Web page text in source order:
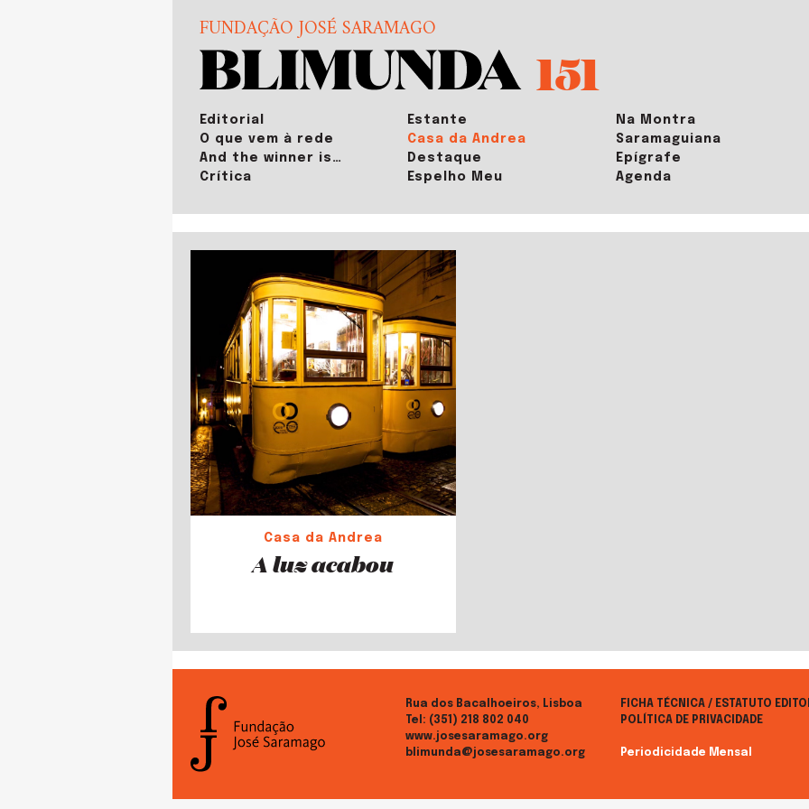
FUNDAÇÃO JOSÉ SARAMAGO
151
Editorial
O que vem à rede
And the winner is…
Crítica
Estante
Casa da Andrea
Destaque
Espelho Meu
Na Montra
Saramaguiana
Epígrafe
Agenda
Casa da Andrea
A luz acabou
Rua dos Bacalhoeiros, Lisboa
Tel: (351) 218 802 040
www.josesaramago.org
blimunda@josesaramago.org
FICHA TÉCNICA / ESTATUTO
POLÍTICA DE PRIVACIDADE
Periodicidade Mensal